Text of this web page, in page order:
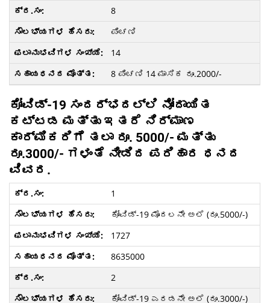
8
ಪಿಂಚಣಿ
14
8 ಪಿಂಚಣಿ 14 ಮಾಸಿಕ ರೂ.2000/-
ಕೋವಿಡ್-19 ಸಂದರ್ಭದಲ್ಲಿ ನೋಂದಾಯಿತ
ಕಟ್ಟಡ ಮತ್ತು ಇತರೆ ನಿರ್ಮಾಣ
ಕಾರ್ಮಿಕರಿಗೆ ತಲಾ ರೂ. 5000/- ಮತ್ತು
ರೂ.3000/- ಗಳಂತೆ ನೀಡಿದ ಪರಿಹಾರ ಧನದ
ವಿವರ.
1
ಕೋವಿಡ್-19 ಮೊದಲನೇ ಅಲೆ (ರೂ.5000/-)
1727
8635000
2
ಕೋವಿಡ್-19 ಎರಡನೇ ಅಲೆ (ರೂ.3000/-)